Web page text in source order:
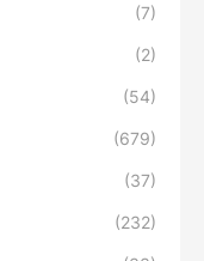
(7)
(2)
(54)
(679)
(37)
(232)